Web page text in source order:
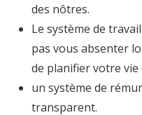
des nôtres.
Le système de
pas vous absenter
de planifier votre vie
un système de
transparent.